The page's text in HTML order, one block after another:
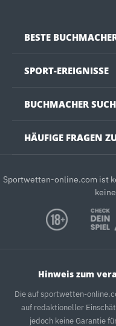
BESTE
SPORT-EREIGNISSE
BUCHMACHER
HÄUFIGE FRAGEN
Sportwetten-online.com ist
Hinweis zum
Die auf sportwetten-
auf redaktioneller
jedoch keine Garantie